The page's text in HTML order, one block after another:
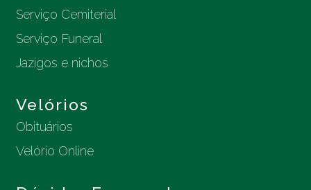
Serviço Cemiterial
Serviço Funeral
Jazigos e nichos
Velórios
Obituários
Velório Online